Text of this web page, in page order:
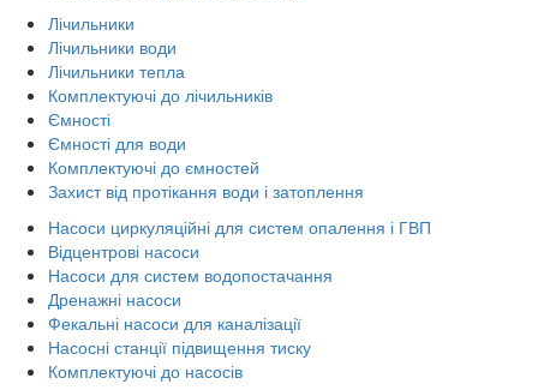
Лічильники
Лічильники води
Лічильники тепла
Комплектуючі до лічильників
Ємності
Ємності для води
Комплектуючі до ємностей
Захист від протікання води і затоплення
Насоси циркуляційні для систем опалення і ГВП
Відцентрові насоси
Насоси для систем водопостачання
Дренажні насоси
Фекальні насоси для каналізації
Насосні станції підвищення тиску
Комплектуючі до насосів